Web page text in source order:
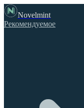
Novelmint
Рекомендуемое